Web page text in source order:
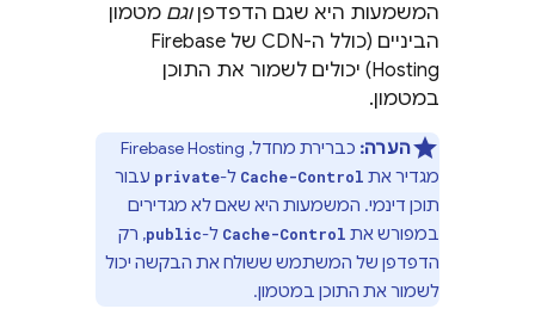
המשמעות היא שגם הדפדפןוגם מטמון
הביניים (כולל ה-CDN של
Firebase
Hosting) יכולים לשמור את התוכן
במטמון.
הערה: כברירת מחדל, Firebase Hosting
מגדיר את Cache-Control ל-private עבור
תוכן דינמי. המשמעות היא שאם לא מגדירים
במפורש את Cache-Control ל-public, רק
הדפדפן של המשתמש ששולח את הבקשה יכול
לשמור את התוכן במטמון.